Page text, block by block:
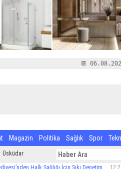
📆
Magazin Politika Sağlık Spor
Üsküdar
Halk Sağlığı İçin Sıkı Denetim 12:29